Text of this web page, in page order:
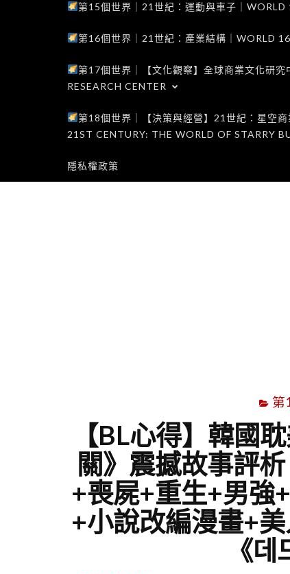
第15個世界｜21世紀：運動與車子｜
第16個世界｜21世紀：產業結構｜WORLD
第17個世界｜【文化觀察】全球商業文化研
RESEARCH CENTER
第18個世界｜【決策與經營】21世紀：星空
21ST CENTURY: THE WORLD OF STARRY
隱私權政策
第
【BL心得】韓國
關》震撼故事評
+喪屍+重生+男強
+小說改編漫畫+
《데